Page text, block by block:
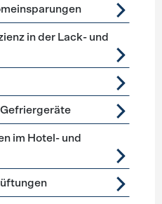
Kälte, Klima
in der Lack- und
im Hotel- und